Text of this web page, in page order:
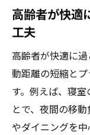
空間
夫
リフォーム
老後の
リフ
高齢者が快適
工夫
高齢者が快適に
動距離の短縮と
す。例えば、寝
とで、夜間の移
やダイニングを